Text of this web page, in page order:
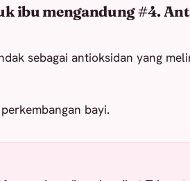
ibu mengandung#4.
sebagai antioksidan yang
bayi.